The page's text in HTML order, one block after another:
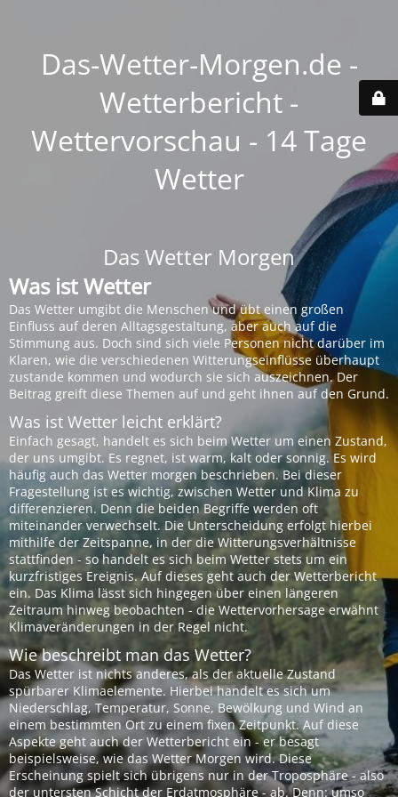
Das-Wetter-Morgen.de -
Wetterbericht -
Wettervorschau - 14 Tage
Wetter
Das Wetter Morgen
Was ist Wetter
Das Wetter umgibt die Menschen und übt einen großen
Einfluss auf deren Alltagsgestaltung, aber auch auf die
Stimmung aus. Doch sind sich viele Personen nicht darüber im
Klaren, wie die verschiedenen Witterungseinflüsse überhaupt
zustande kommen und wodurch sie sich auszeichnen. Der
Beitrag greift diese Themen auf und geht ihnen auf den Grund.
Was ist Wetter leicht erklärt?
Einfach gesagt, handelt es sich beim Wetter um einen Zustand,
der uns umgibt. Es regnet, ist warm, kalt oder sonnig. Es wird
häufig auch das Wetter morgen beschrieben. Bei dieser
Fragestellung ist es wichtig, zwischen Wetter und Klima zu
differenzieren. Denn die beiden Begriffe werden oft
miteinander verwechselt. Die Unterscheidung erfolgt hierbei
mithilfe der Zeitspanne, in der die Witterungsverhältnisse
stattfinden - so handelt es sich beim Wetter stets um ein
kurzfristiges Ereignis. Auf dieses geht auch der Wetterbericht
ein. Das Klima lässt sich hingegen über einen längeren
Zeitraum hinweg beobachten - die Wettervorhersage erwähnt
Klimaveränderungen in der Regel nicht.
Wie beschreibt man das Wetter?
Das Wetter ist nichts anderes, als der aktuelle Zustand
spürbarer Klimaelemente. Hierbei handelt es sich um
Niederschlag, Temperatur, Sonne, Bewölkung und Wind an
einem bestimmten Ort zu einem fixen Zeitpunkt. Auf diese
Aspekte geht auch der Wetterbericht ein - er besagt
beispielsweise, wie das Wetter Morgen wird. Diese
Erscheinung spielt sich übrigens nur in der Troposphäre - also
der untersten Schicht der Erdatmosphäre - ab. Denn: umso